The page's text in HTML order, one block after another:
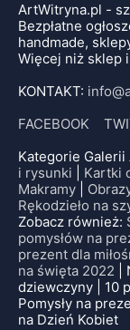
ArtWitryna.pl -
Bezpłatne
handmade,
Więcej niż sklep
KONTAKT:
FACEBOOK
Kategorie
i rysunki
Kartki
Makramy
Rękodzieło na
Zobacz również:
pomysłów na
prezent dla
na święta 2022 |
dziewczyny | 10
Pomysły na
na Dzień Kobiet